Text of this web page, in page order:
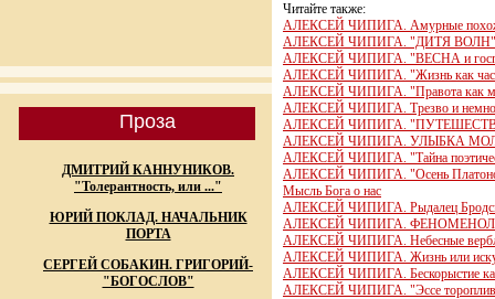
Проза
ДМИТРИЙ КАННУНИКОВ.
"Толерантность, или ..."
ЮРИЙ ПОКЛАД. НАЧАЛЬНИК
ПОРТА
СЕРГЕЙ СОБАКИН. ГРИГОРИЙ-
"БОГОСЛОВ"
Читайте также:
АЛЕКСЕЙ ЧИПИГА. Амурные
АЛЕКСЕЙ ЧИПИГА. "ДИТЯ ВОЛН" (о
АЛЕКСЕЙ ЧИПИГА. "ВЕСНА и
АЛЕКСЕЙ ЧИПИГА. "Жизнь как
АЛЕКСЕЙ ЧИПИГА. "Правота как
АЛЕКСЕЙ ЧИПИГА. Трезво и
АЛЕКСЕЙ ЧИПИГА.
АЛЕКСЕЙ ЧИПИГА. УЛЫБКА
АЛЕКСЕЙ ЧИПИГА. "Тайна
АЛЕКСЕЙ ЧИПИГА. "Осень
Мысль Бога о нас
АЛЕКСЕЙ ЧИПИГА. Рыдалец
АЛЕКСЕЙ ЧИПИГА.
АЛЕКСЕЙ ЧИПИГА. Небесные
АЛЕКСЕЙ ЧИПИГА. Жизнь или
АЛЕКСЕЙ ЧИПИГА. Бескорыстие
АЛЕКСЕЙ ЧИПИГА. "Эссе